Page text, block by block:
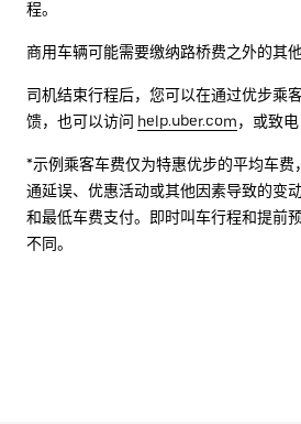
程。
商用车辆可能需要缴纳路桥费之外的其
司机结束行程后，您可以在通过优步乘
馈，也可以访问 help.uber.com，或致
*示例乘客车费仅为特惠优步的平均车费
通延误、优惠活动或其他因素导致的变
和最低车费支付。即时叫车行程和提前
不同。